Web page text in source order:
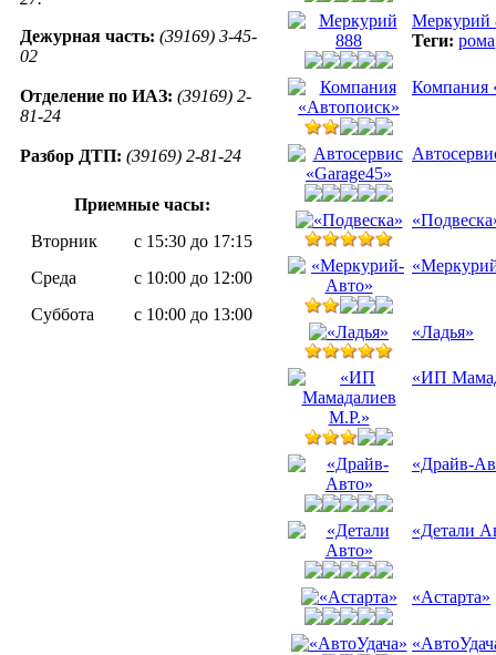
Дежурная часть: (39169) 3-45-
02
Отделение по ИАЗ: (39169) 2-
81-24
Разбор ДТП: (39169) 2-81-24
Приемные часы:
Вторник
с 15:30 до 17:15
Среда
с 10:00 до 12:00
Суббота
с 10:00 до 13:00
Меркурий
Теги: рома
Компания
«Ладья»
«ИП
«Драйв-
«Детали
«Астарта»